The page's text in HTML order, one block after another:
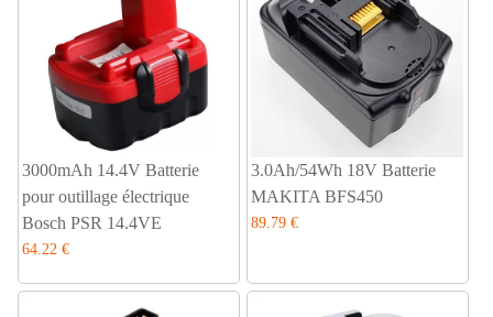
3000mAh 14.4V Batterie
pour outillage électrique
Bosch PSR 14.4VE
64.22 €
3.0Ah/54Wh 18V Batterie
MAKITA BFS450
89.79 €